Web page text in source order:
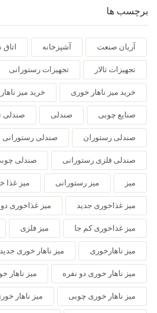
برچسب ها
آریان صنعت آشپزخانه اتاق
تجهیزات تالار تجهیزات رستورانی
خرید میز ناهار خوری خرید میز
صنایع چوبی صندلی صندلی
صندلی رستوران صندلی رستورانی
صندلی فلزی رستورانی صندلی
میز میز رستورانی میز غذا
میز غذاخوری جدید میز غذاخوری
میز غذاخوری کم جا میز فلزی
میز ناهارخوری میز ناهار خوری جدید
میز ناهار خوری دو نفره میز ناهار
میز ناهار خوری چوبی میز ناهار